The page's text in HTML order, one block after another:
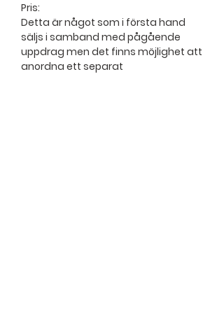
Pris:
Detta är något som i första hand
säljs i samband med pågående
uppdrag men det finns möjlighet att
anordna ett separat